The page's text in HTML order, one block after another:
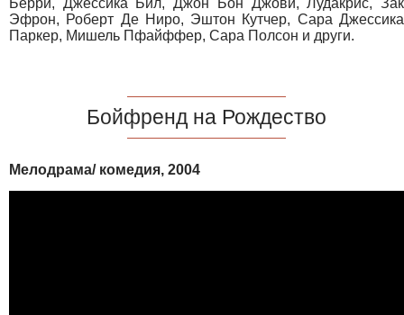
Берри, Джессика Бил, Джон Бон Джови, Лудакрис, Зак
Эфрон, Роберт Де Ниро, Эштон Кутчер, Сара Джессика
Паркер, Мишель Пфайффер, Сара Полсон и други.
Бойфренд на Рождество
Мелодрама/ комедия, 2004